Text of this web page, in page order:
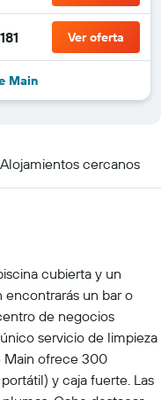
Ver oferta
Main
Alojamientos cercanos
cubierta y un
encontrarás un bar o
de negocios
servicio de limpieza
Main ofrece 300
y caja fuerte. Las